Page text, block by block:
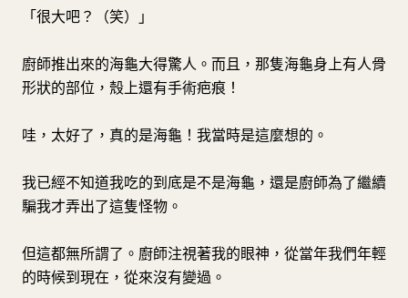
「很大吧？（笑）」
廚師推出來的海龜大得驚人。而且，那隻海龜身上有人骨
形狀的部位，殼上還有手術疤痕！
哇，太好了，真的是海龜！我當時是這麼想的。
我已經不知道我吃的到底是不是海龜，還是廚師為了繼續
騙我才弄出了這隻怪物。
但這都無所謂了。廚師注視著我的眼神，從當年我們年輕
的時候到現在，從來沒有變過。